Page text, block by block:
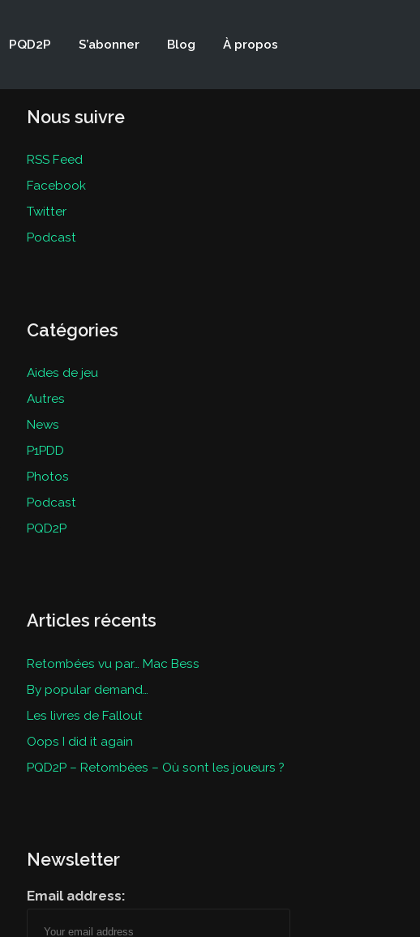
PQD2P S’abonner Blog À propos
Nous suivre
RSS Feed
Facebook
Twitter
Podcast
Catégories
Aides de jeu
Autres
News
P1PDD
Photos
Podcast
PQD2P
Articles récents
Retombées vu par… Mac Bess
By popular demand…
Les livres de Fallout
Oops I did it again
PQD2P – Retombées – Où sont les joueurs ?
Newsletter
Email address: